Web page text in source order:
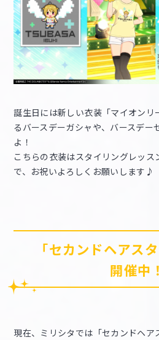
誕生日には新しい衣装「マイオンリ
るバースデーガシャや、バースデー
よ！
こちらの衣装はスタイリングレッス
で、お祝いよろしくお願いします♪
「セカンドヘアス
開催中！
現在、ミリシタでは「セカンドヘ